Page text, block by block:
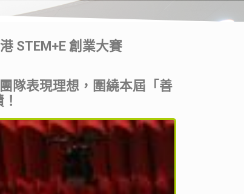
STEM+E 創業大賽
隊表現理想，圍繞本屆「善